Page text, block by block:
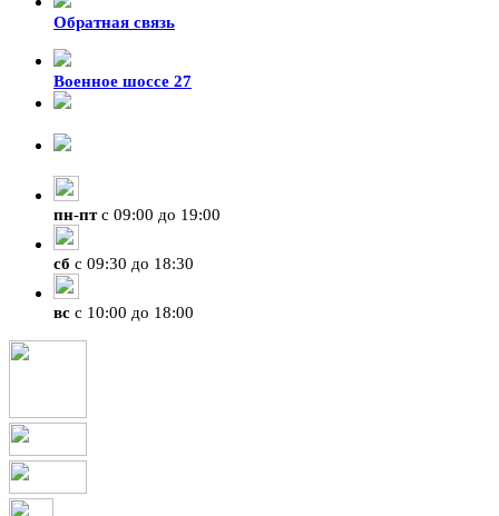
Обратная связь
Военное шоссе 27
пн-птс 09:00 до 19:00
сб с 09:30 до 18:30
вс с 10:00 до 18:00